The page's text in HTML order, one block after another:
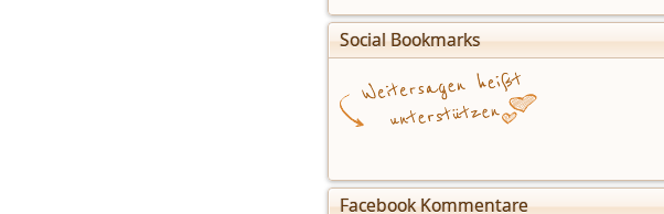
Social Bookmarks
Facebook Kommentare